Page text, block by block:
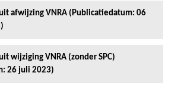
afwijzing VNRA (Publicatiedatum: 06
wijziging VNRA (zonder SPC)
26 juli 2023)